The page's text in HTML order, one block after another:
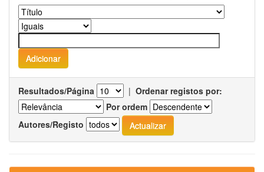
Resultados/Página | Ordenar registos por:
Por ordem
Autores/Registo